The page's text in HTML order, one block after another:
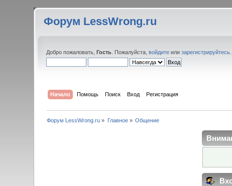
Форум LessWrong.ru
Добро пожаловать,Гость . Пожалуйста,войдите илизарегистрируйтесь
Начало Помощь Поиск Вход Регистрация
Форум LessWrong.ru » Главное» Общение